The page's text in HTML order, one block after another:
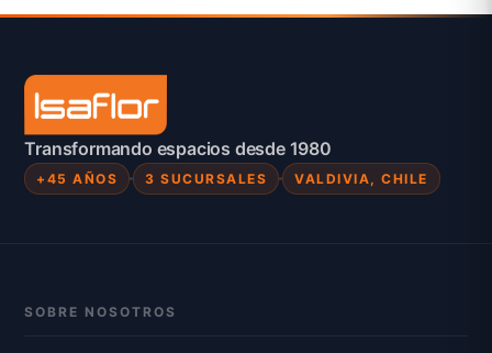
Transformando espacios desde 1980
+45 AÑOS 3 SUCURSALES VALDIVIA, CHILE
SOBRE NOSOTROS